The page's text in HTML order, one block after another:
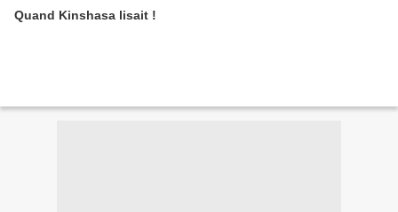
Quand Kinshasa lisait !